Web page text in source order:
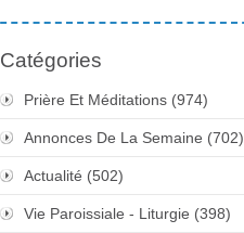
Catégories
Prière Et Méditations (974)
Annonces De La Semaine (702)
Actualité (502)
Vie Paroissiale - Liturgie (398)